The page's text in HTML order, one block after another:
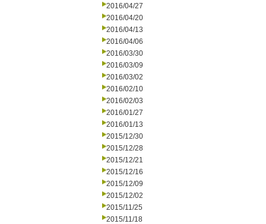
2016/04/27
2016/04/20
2016/04/13
2016/04/06
2016/03/30
2016/03/09
2016/03/02
2016/02/10
2016/02/03
2016/01/27
2016/01/13
2015/12/30
2015/12/28
2015/12/21
2015/12/16
2015/12/09
2015/12/02
2015/11/25
2015/11/18